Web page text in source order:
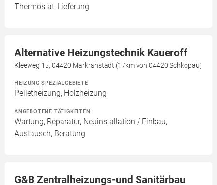
Thermostat, Lieferung
Alternative Heizungstechnik Kaueroff
Kleeweg 15, 04420 Markranstädt (17km von 04420 Schkopau)
HEIZUNG SPEZIALGEBIETE
Pelletheizung, Holzheizung
ANGEBOTENE TÄTIGKEITEN
Wartung, Reparatur, Neuinstallation / Einbau,
Austausch, Beratung
G&B Zentralheizungs-und Sanitärbau